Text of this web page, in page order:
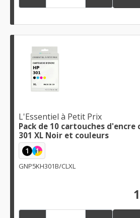
L'Essentiel à Petit Prix
Pack de 10 cartouches d'encre
301 XL Noir et couleurs
1 1
GNP5KH301B/CLXL